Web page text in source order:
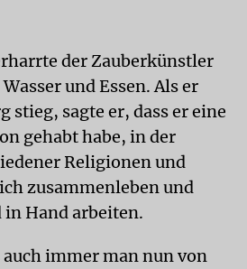
der Zauberkünstler
und Essen. Als er
stieg, sagte er, dass er eine
gehabt habe, in der
Religionen und
zusammenleben und
in Hand arbeiten.
immer man nun von